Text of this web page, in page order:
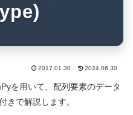
2017.01.30 2024.06.30
を用いて、配列要素のデータ
きで解説します。